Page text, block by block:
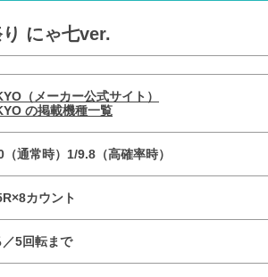
にゃ七ver.
（メーカー公式サイト）
の掲載機種一覧
（通常時）1/9.8（高確率時）
カウント
／5回転まで